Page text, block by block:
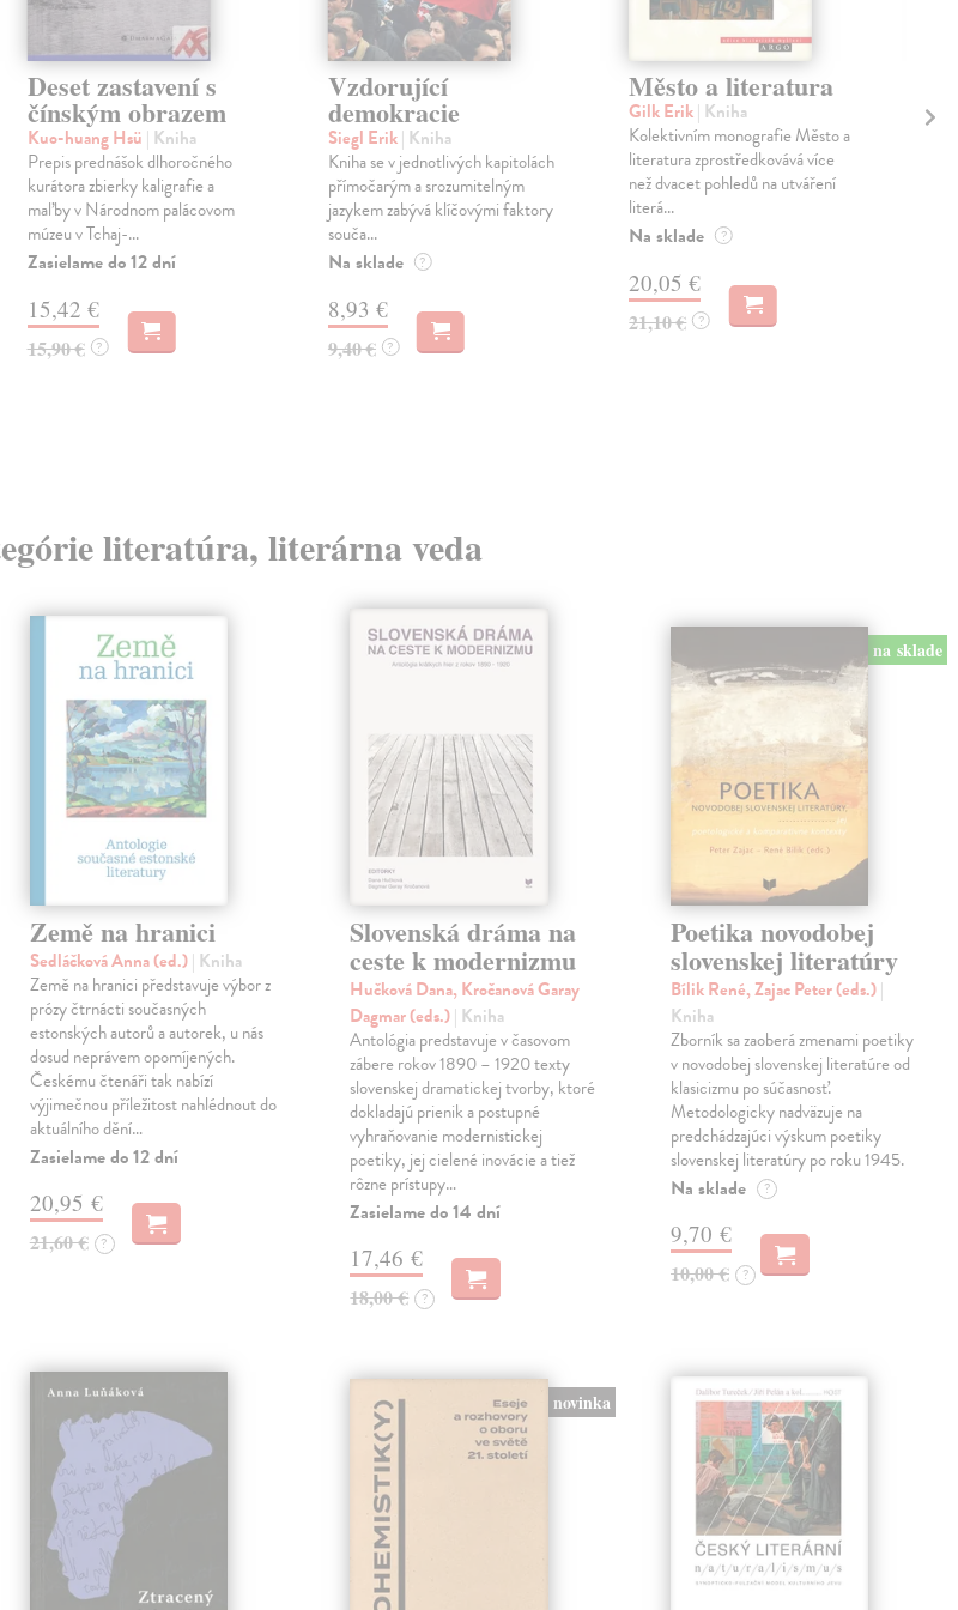
Deset zastavení s
čínským obrazem
Kuo-huang Hsü | Kniha
Prepis prednášok dlhoročného
kurátora zbierky kaligrafie a
maľby v Národnom palácovom
múzeu v Tchaj-...
Zasielame do 12 dní
15,42 €
15,90 € ?
Vzdorující
demokracie
Siegl Erik| Kniha
Kniha se v jednotlivých kapitolách
přímočarým a srozumitelným
jazykem zabývá klíčovými faktory
souča...
Na sklade ?
8,93 €
9,40 € ?
Město a literatura
Gilk Erik| Kniha
Kolektivním monografie Město a
literatura zprostředkovává více
než dvacet pohledů na utváření
literá...
Na sklade ?
20,05 €
21,10 € ?
literatúra, literárna veda
Země na hranici
Sedláčková Anna (ed.)| Kniha
Země na hranici představuje výbor z
prózy čtrnácti současných
estonských autorů a autorek, u nás
dosud neprávem opomíjených.
Českému čtenáři tak nabízí
výjimečnou příležitost nahlédnout do
aktuálního dění…
Zasielame do 12 dní
20,95 €
21,60 € ?
Slovenská dráma na
ceste k modernizmu
Hučková Dana, Kročanová Garay
Dagmar (eds.)| Kniha
Antológia predstavuje v časovom
zábere rokov 1890 – 1920 texty
slovenskej dramatickej tvorby, ktoré
dokladajú prienik a postupné
vyhraňovanie modernistickej
poetiky, jej cielené inovácie a tiež
rôzne prístupy…
Zasielame do 14 dní
17,46 €
18,00 € ?
na sklade
Poetika novodobej
slovenskej literatúry
Bílik René, Zajac Peter (eds.)|
Kniha
Zborník sa zaoberá zmenami poetiky
v novodobej slovenskej literatúre od
klasicizmu po súčasnosť.
Metodologicky nadväzuje na
predchádzajúci výskum poetiky
slovenskej literatúry po roku 1945.
Na sklade ?
9,70 €
10,00 € ?
novinka